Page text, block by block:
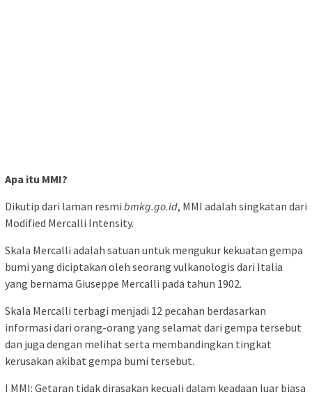
Apa itu MMI?
Dikutip dari laman resmi bmkg.go.id, MMI adalah singkatan dari
Modified Mercalli Intensity.
Skala Mercalli adalah satuan untuk mengukur kekuatan gempa
bumi yang diciptakan oleh seorang vulkanologis dari Italia
yang bernama Giuseppe Mercalli pada tahun 1902.
Skala Mercalli terbagi menjadi 12 pecahan berdasarkan
informasi dari orang-orang yang selamat dari gempa tersebut
dan juga dengan melihat serta membandingkan tingkat
kerusakan akibat gempa bumi tersebut.
I MMI: Getaran tidak dirasakan kecuali dalam keadaan luar biasa